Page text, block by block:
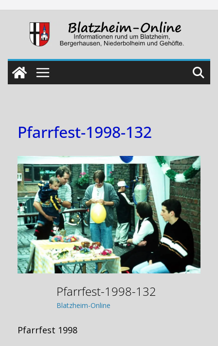
Skip
content
Pfarrfest-1998-132
Pfarrfest-1998-132
Blatzheim-Online
Pfarrfest 1998